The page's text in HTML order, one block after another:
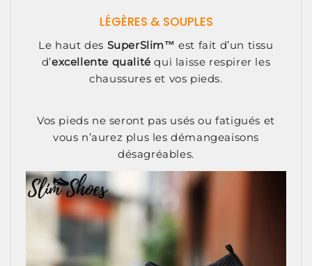
LÉGÈRES & SOUPLES
Le haut des SuperSlim™ est fait d’un tissu
d’excellente qualité qui laisse respirer les
chaussures et vos pieds.
Vos pieds ne seront pas usés ou fatigués et
vous n’aurez plus les démangeaisons
désagréables.